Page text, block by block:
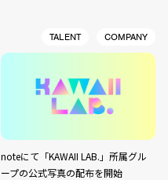
TALENT COMPANY
noteにて「KAWAII LAB.」所属グル
ープの公式写真の配布を開始